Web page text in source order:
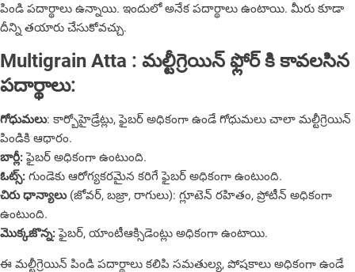
పిండి పదార్థాలు ఉన్నాయి. ఇందులో అనేక పదార్థాలు ఉంటాయి. మీరు కూడా
దీన్ని తయారు చేసుకోవచ్చు.
Multigrain Atta : మల్టీగ్రెయిన్ ఫ్లోర్ కి కావలసిన
పదార్థాలు:
గోధుమలు: కార్బోహైడ్రేట్లు, ఫైబర్ అధికంగా ఉండే గోధుమలు చాలా మల్టీగ్రెయిన్
పిండికి ఆధారం.
బార్లీ:ఫైబర్ అధికంగా ఉంటుంది.
ఓట్స్: గుండెకు ఆరోగ్యకరమైన కరిగే ఫైబర్‌ అధికంగా ఉంటుంది.
చిరు ధాన్యాలు(జోవర్, బజ్రా, రాగులు): గ్లూటెన్ రహితం, ప్రోటీన్ అధికంగా
ఉంటుంది.
మొక్కజొన్న:ఫైబర్, యాంటీఆక్సిడెంట్లు అధికంగా ఉంటాయి.
ఈ మల్టీగ్రెయిన్ పిండి పదార్థాలు కలిపి సమతుల్య, పోషకాలు అధికంగా ఉండే